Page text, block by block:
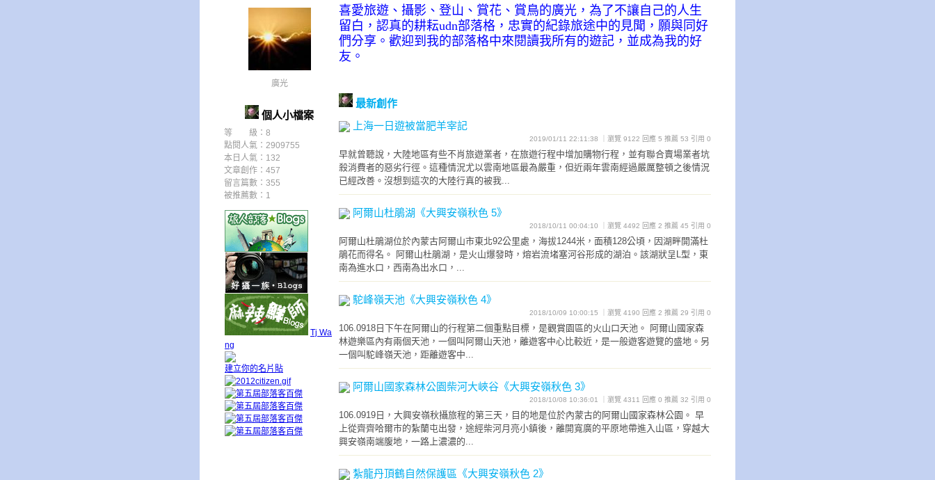
廣光
個人小檔案
等 級：8
點閱人氣：2909755
本日人氣：132
文章創作：457
留言篇數：355
被推薦數： 1
Tj Wa
ng
建立你的名片貼
喜愛旅遊、攝影、登山、賞花、賞鳥的廣光，為了不讓自己的人生
留白，認真的耕耘udn部落格，忠實的紀錄旅途中的見聞，願與同好
們分享。歡迎到我的部落格中來閱讀我所有的遊記，並成為我的好
友。
最新創作
上海一日遊被當肥羊宰記
2019/01/11 22:11:38 ｜瀏覽 9122 回應 5 推薦 53 引用 0
早就曾聽說，大陸地區有些不肖旅遊業者，在旅遊行程中增加購物行程，並有聯合賣場業者坑
殺消費者的惡劣行徑。這種情況尤以雲南地區最為嚴重，但近兩年雲南經過嚴厲整頓之後情況
已經改善。沒想到這次的大陸行真的被我...
阿爾山杜鵑湖《大興安嶺秋色 5》
2018/10/11 00:04:10 ｜瀏覽 4492 回應 2 推薦 45 引用 0
阿爾山杜鵑湖位於內蒙古阿爾山市東北92公里處，海拔1244米，面積128公頃，因湖畔開滿杜
鵑花而得名。 阿爾山杜鵑湖，是火山爆發時，熔岩流堵塞河谷形成的湖泊。該湖狀呈L型，東
南為進水口，西南為出水口，...
駝峰嶺天池《大興安嶺秋色 4》
2018/10/09 10:00:15 ｜瀏覽 4190 回應 2 推薦 29 引用 0
106.0918日下午在阿爾山的行程第二個重點目標，是觀賞園區的火山口天池。 阿爾山國家森
林遊樂區內有兩個天池，一個叫阿爾山天池，離遊客中心比較近，是一般遊客遊覽的盛地。另
一個叫駝峰嶺天池，距離遊客中...
阿爾山國家森林公園柴河大峽谷《大興安嶺秋色 3》
2018/10/08 10:36:01 ｜瀏覽 4311 回應 0 推薦 32 引用 0
106.0919日，大興安嶺秋攝旅程的第三天，目的地是位於內蒙古的阿爾山國家森林公園。 早
上從齊齊哈爾市的紮蘭屯出發，途經柴河月亮小鎮後，離開寬廣的平原地帶進入山區，穿越大
興安嶺南端腹地，一路上濃濃的...
紮龍丹頂鶴自然保護區《大興安嶺秋色 2》